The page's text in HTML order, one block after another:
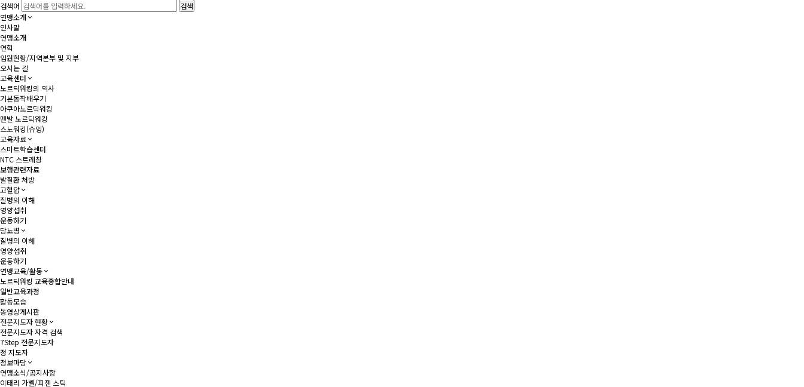
검색어
연맹소개
인사말
연맹소개
연혁
임원현황/지역본부 및 지부
오시는 길
교육센터
노르딕워킹의 역사
기본동작배우기
아쿠아노르딕워킹
맨발 노르딕워킹
스노워킹(슈잉)
교육자료
스마트학습센터
NTC 스트레칭
보행관련자료
발질환 처방
고혈압
질병의 이해
영양섭취
운동하기
당뇨병
질병의 이해
영양섭취
운동하기
연맹교육/활동
노르딕워킹 교육종합안내
일반교육과정
활동모습
동영상게시판
전문지도자 현황
전문지도자 자격 검색
7Step 전문지도자
정 지도자
정보마당
연맹소식/공지사항
이태리 가벨/피젠 스틱